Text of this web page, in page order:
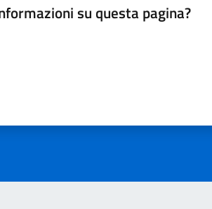
su questa pagina?